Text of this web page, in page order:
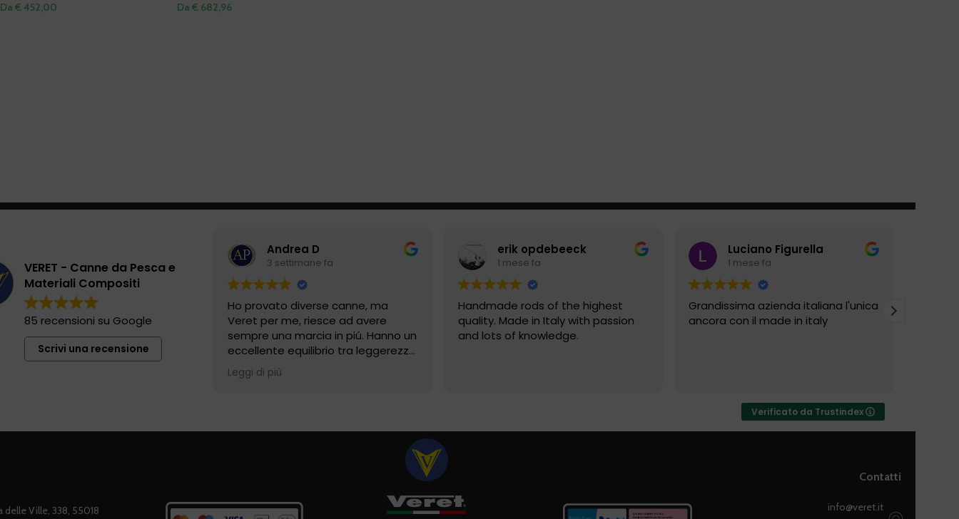
Da € 452,00 Da € 682,96
VERET - Canne da Pesca e
Materiali Compositi
85 recensioni su Google
Scrivi una recensione
Andrea D
3 settimane fa
Ho provato diverse canne, ma
Veret per me, riesce ad avere
sempre una marcia in piú. Hanno un
eccellente equilibrio tra leggerezza,
robustezza e sensibilitá. Se
aggiungiamo che sono prodotti
Leggi di più
erik opdebeeck
1 mese fa
Handmade rods of the highest
quality. Made in Italy with passion
and lots of knowledge.
Luciano Figurella
1 mese fa
Grandissima azienda italiana l'unica
ancora con il made in italy
Verificato da Trustindex
delle Ville, 338, 55018
Contatti
info@veret.it